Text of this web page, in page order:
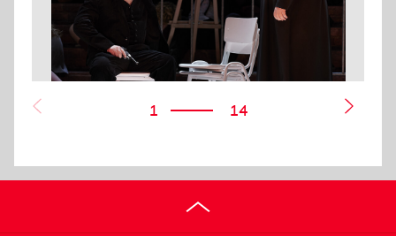
1 14